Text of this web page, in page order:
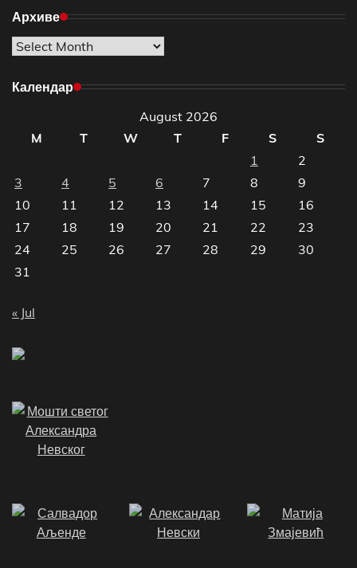
Архиве
Архиве
Календар
August 2026
M
T W T F S
S
1
2
3
4 5 6 7 8
9
10
11 12 13 14 15
16
17
18 19 20 21 22
23
24
25 26 27 28 29
30
31
« Jul